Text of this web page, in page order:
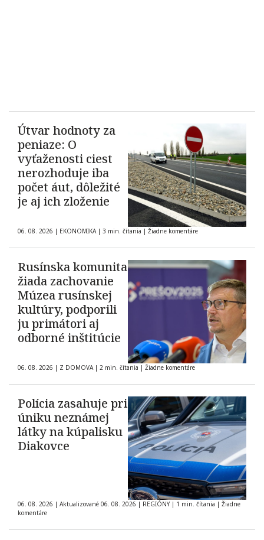
Útvar hodnoty za
peniaze: O
vyťaženosti ciest
nerozhoduje iba
počet áut, dôležité
je aj ich zloženie
06. 08. 2026 | EKONOMIKA | 3 min. čítania | Žiadne komentáre
Rusínska komunita
žiada zachovanie
Múzea rusínskej
kultúry, podporili
ju primátori aj
odborné inštitúcie
06. 08. 2026 | Z DOMOVA | 2 min. čítania | Žiadne komentáre
Polícia zasahuje pri
úniku neznámej
látky na kúpalisku
Diakovce
06. 08. 2026 | Aktualizované 06. 08. 2026 | REGIÓNY | 1 min. čítania | Žiadne
komentáre